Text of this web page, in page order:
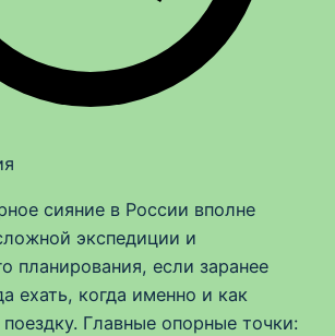
сияние в России вполне
экспедиции и
планирования, если заранее
ехать, когда именно и как
поездку. Главные опорные точки: